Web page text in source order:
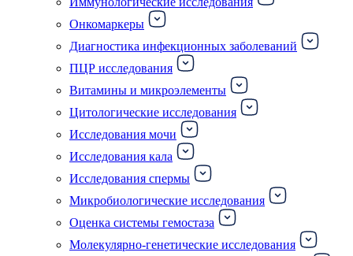
Онкомаркеры
Диагностика инфекционных заболеваний
ПЦР исследования
Витамины и микроэлементы
Цитологические исследования
Исследования мочи
Исследования кала
Исследования спермы
Микробиологические исследования
Оценка системы гемостаза
Молекулярно-генетические исследования